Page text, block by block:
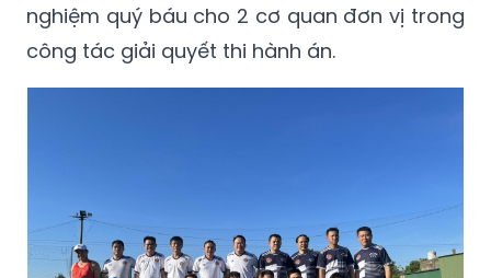
nghiệm quý báu cho 2 cơ quan đơn vị trong
công tác giải quyết thi hành án.